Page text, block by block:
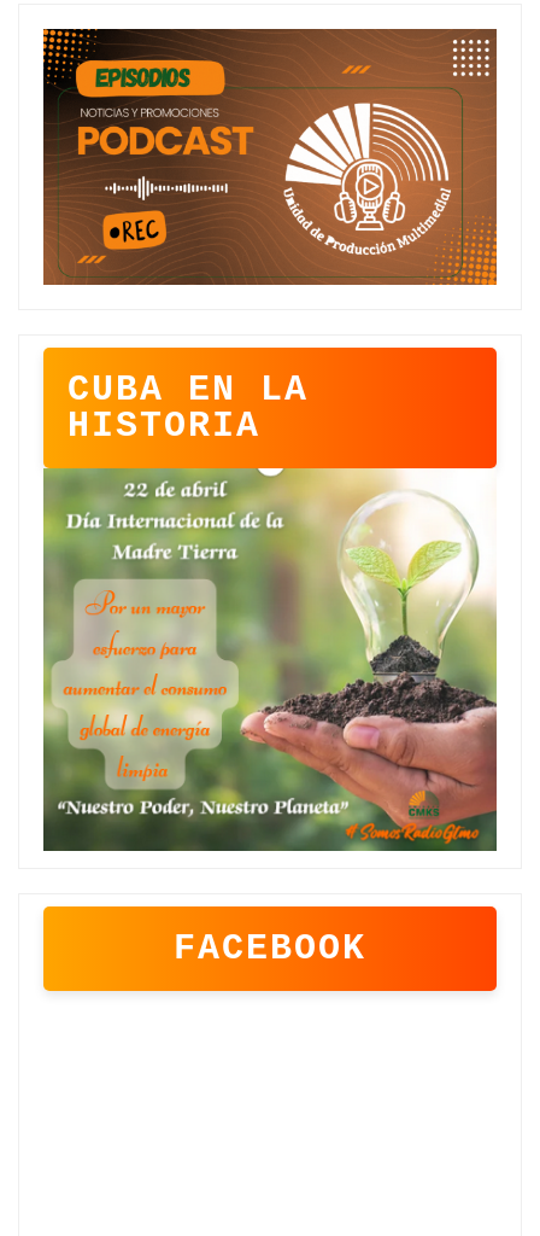
CUBA EN LA
HISTORIA
FACEBOOK